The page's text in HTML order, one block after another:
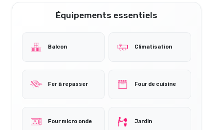
Équipements essentiels
Balcon Climatisation
Fer à repasser Four de cuisine
Four micro onde Jardin